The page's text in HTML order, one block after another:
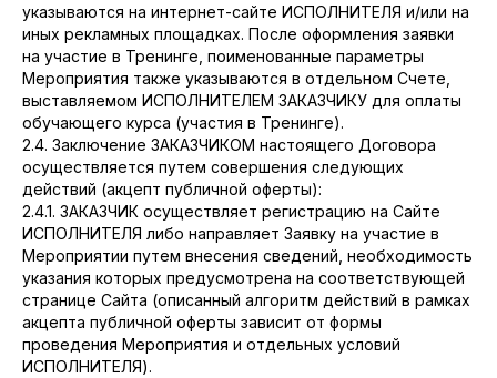
указываются на интернет-сайте ИСПОЛНИТЕЛЯ и/или на
иных рекламных площадках. После оформления заявки
на участие в Тренинге, поименованные параметры
Мероприятия также указываются в отдельном Счете,
выставляемом ИСПОЛНИТЕЛЕМ ЗАКАЗЧИКУ для оплаты
обучающего курса (участия в Тренинге).
2.4. Заключение ЗАКАЗЧИКОМ настоящего Договора
осуществляется путем совершения следующих
действий (акцепт публичной оферты):
2.4.1. ЗАКАЗЧИК осуществляет регистрацию на Сайте
ИСПОЛНИТЕЛЯ либо направляет Заявку на участие в
Мероприятии путем внесения сведений, необходимость
указания которых предусмотрена на соответствующей
странице Сайта (описанный алгоритм действий в рамках
акцепта публичной оферты зависит от формы
проведения Мероприятия и отдельных условий
ИСПОЛНИТЕЛЯ).